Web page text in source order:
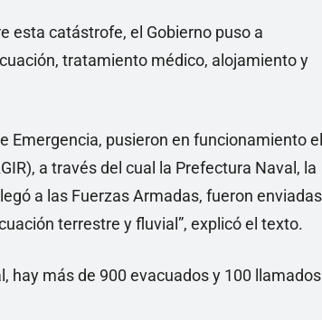
esta catástrofe, el Gobierno puso a
tratamiento médico, alojamiento y
Emergencia, pusieron en funcionamiento el
a través del cual la Prefectura Naval, la
a las Fuerzas Armadas, fueron enviadas
terrestre y fluvial”, explicó el texto.
hay más de 900 evacuados y 100 llamados